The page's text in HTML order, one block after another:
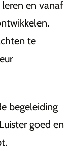
en vanaf
te
begeleiding
goed en